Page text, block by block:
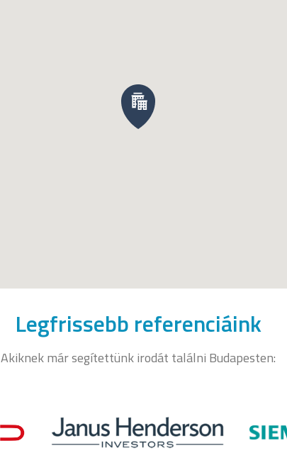
Legfrissebb referenciáink
Akiknek már segítettünk irodát találni Budapesten: